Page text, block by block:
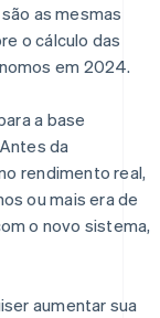
as mesmas
o cálculo das
em 2024.
a base
da
rendimento real,
ou mais era de
o novo sistema,
aumentar sua